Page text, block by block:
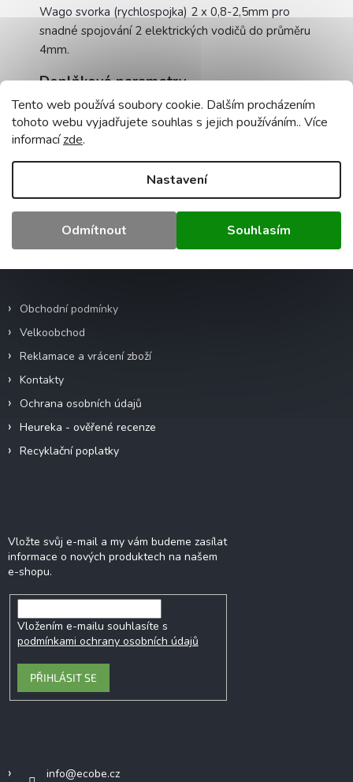
Tento web používá soubory cookie. Dalším procházením
tohoto webu vyjadřujete souhlas s jejich používáním.. Více
informacízde.
Nastavení
Odmítnout Souhlasím
Wago svorka (rychlospojka) 2 x 0,8-2,5mm pro
snadné spojování 2 elektrických vodičů do průměru
4mm.
Doplňkové parametry
Kategorie: WAGO svorky
Záruka:
2 roky
Hmotnost
EAN: 4050821808442
a
Obchodní podmínky
Velkoobchod
Reklamace a vrácení zboží
Kontakty
Ochrana osobních údajů
Heureka - ověřené recenze
Recyklační poplatky
Vložte svůj e-mail a my vám budeme zasílat
informace o nových produktech na našem
e-shopu.
Vložením e-mailu souhlasíte s
podmínkami ochrany osobních údajů
PŘIHLÁSIT SE
info@ecobe.cz